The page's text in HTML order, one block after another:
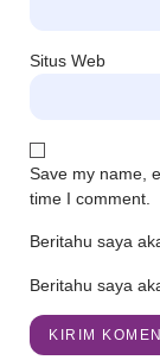
Situs Web
Save my name,
time I comment.
Beritahu saya
Beritahu saya